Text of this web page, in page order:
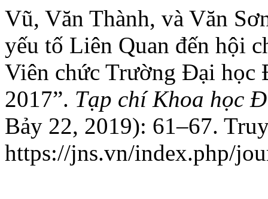
Vũ, Văn Thành, và Văn
yếu tố Liên Quan đến hội
Viên chức Trường Đại học
2017”. Tạp chí Khoa học
Bảy 22, 2019): 61–67.
https://jns.vn/index.php/